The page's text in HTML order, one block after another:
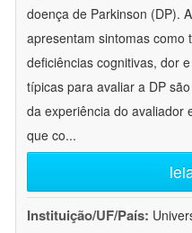
doença de Parkinson (DP).
apresentam sintomas como
deficiências cognitivas, dor
típicas para avaliar a DP
da experiência do avaliador
que co...
Instituição/UF/País: